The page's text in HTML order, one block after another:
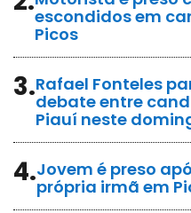
escondidos em
Picos
3.Rafael Fonteles
debate entre
Piauí neste
4.Jovem é preso
própria irmã em